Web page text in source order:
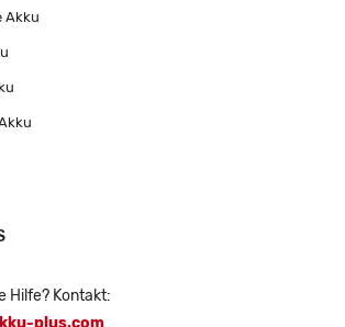
Akku
Hilfe? Kontakt: